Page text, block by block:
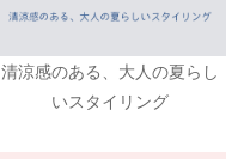
清涼感のある、大人の夏らし
いスタイリング